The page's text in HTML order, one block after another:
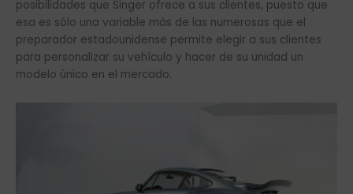
posibilidades que Singer ofrece a sus clientes, puesto que
esa es sólo una variable más de las numerosas que el
preparador estadounidense permite elegir a sus clientes
para personalizar su vehículo y hacer de su unidad un
modelo único en el mercado.